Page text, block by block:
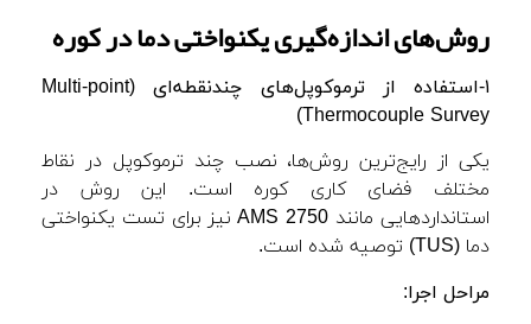
روش‌های اندازه‌گیری یکنواختی دما در کوره
۱-استفاده از ترموکوپل‌های چندنقطه‌ای
(Multi-point
Thermocouple Survey)
یکی از رایج‌ترین روش‌ها، نصب چند ترموکوپل در نقاط
مختلف فضای کاری کوره است. این روش در
استانداردهایی مانند AMS 2750 نیز برای تست یکنواختی
دما (TUS) توصیه شده است.
مراحل اجرا: